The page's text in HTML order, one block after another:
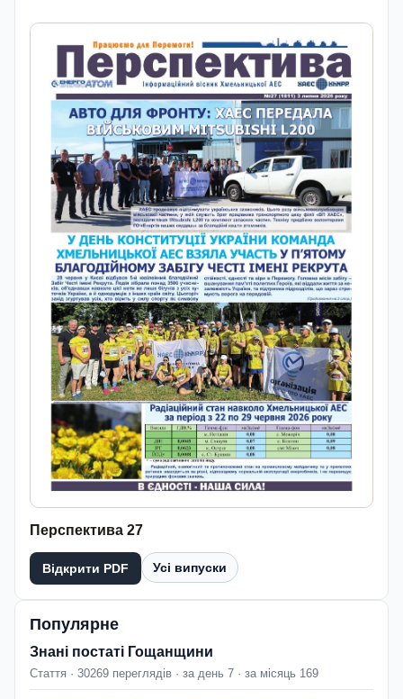
Перспектива 27
Відкрити PDF Усі випуски
Популярне
Знані постаті Гощанщини
Стаття · 30269 переглядів · за день 7 · за місяць 169